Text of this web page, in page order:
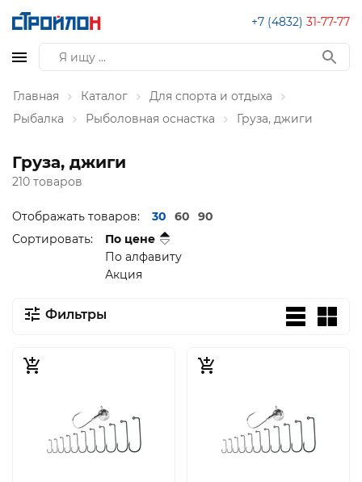
+7 (4832) 31-77-77
Главная Каталог
Для спорта и отдыха
Рыбалка
Рыболовная оснастка Груза, джиги
Груза, джиги
210 товаров
Отображать товаров: 30 60
90
Сортировать:
По цене
По алфавиту
Акция
Фильтры